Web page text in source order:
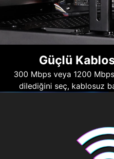
Güçlü
300 Mbps veya 1200
dilediğini seç, kablosuz